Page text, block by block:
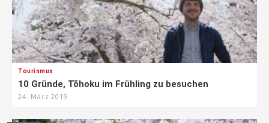
Tourismus
10 Gründe, Tōhoku im Frühling zu besuchen
24. März 2019